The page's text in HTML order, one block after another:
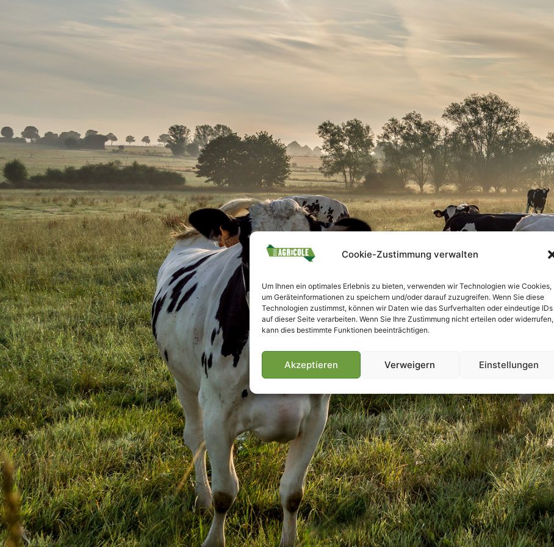
Cookie-Zustimmung verwalten
Um Ihnen ein optimales Erlebnis zu bieten, verwenden wir Technologien wie Cookies,
um Geräteinformationen zu speichern und/oder darauf zuzugreifen. Wenn Sie diese
Technologien zustimmst, können wir Daten wie das Surfverhalten oder eindeutige IDs
auf dieser Seite verarbeiten. Wenn Sie Ihre Zustimmung nicht erteilen oder widerrufen,
kann dies bestimmte Funktionen beeinträchtigen.
Akzeptieren Verweigern Einstellungen
Villmools Merci! Bis nächst Joer!